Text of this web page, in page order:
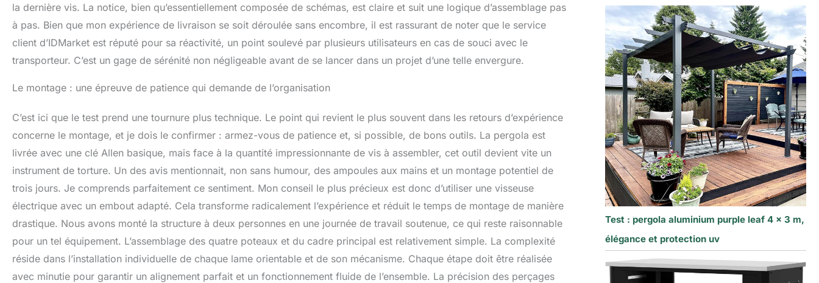
la dernière vis. La notice, bien qu’essentiellement composée de schémas, est claire et suit une logique d’assemblage pas
à pas. Bien que mon expérience de livraison se soit déroulée sans encombre, il est rassurant de noter que le service
client d’IDMarket est réputé pour sa réactivité, un point soulevé par plusieurs utilisateurs en cas de souci avec le
transporteur. C’est un gage de sérénité non négligeable avant de se lancer dans un projet d’une telle envergure.
Le montage : une épreuve de patience qui demande de l’organisation
C’est ici que le test prend une tournure plus technique. Le point qui revient le plus souvent dans les retours d’expérience
concerne le montage, et je dois le confirmer : armez-vous de patience et, si possible, de bons outils. La pergola est
livrée avec une clé Allen basique, mais face à la quantité impressionnante de vis à assembler, cet outil devient vite un
instrument de torture. Un des avis mentionnait, non sans humour, des ampoules aux mains et un montage potentiel de
trois jours. Je comprends parfaitement ce sentiment. Mon conseil le plus précieux est donc d’utiliser une visseuse
électrique avec un embout adapté. Cela transforme radicalement l’expérience et réduit le temps de montage de manière
drastique. Nous avons monté la structure à deux personnes en une journée de travail soutenue, ce qui reste raisonnable
pour un tel équipement. L’assemblage des quatre poteaux et du cadre principal est relativement simple. La complexité
réside dans l’installation individuelle de chaque lame orientable et de son mécanisme. Chaque étape doit être réalisée
avec minutie pour garantir un alignement parfait et un fonctionnement fluide de l’ensemble. La précision des perçages
Test : pergola aluminium purple leaf 4 x 3 m,
élégance et protection uv